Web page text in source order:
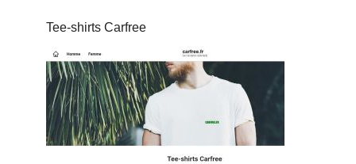
Tee-shirts Carfree